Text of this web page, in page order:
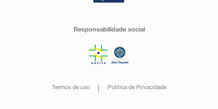
Responsabilidade social
Termos de uso Política de Privacidade